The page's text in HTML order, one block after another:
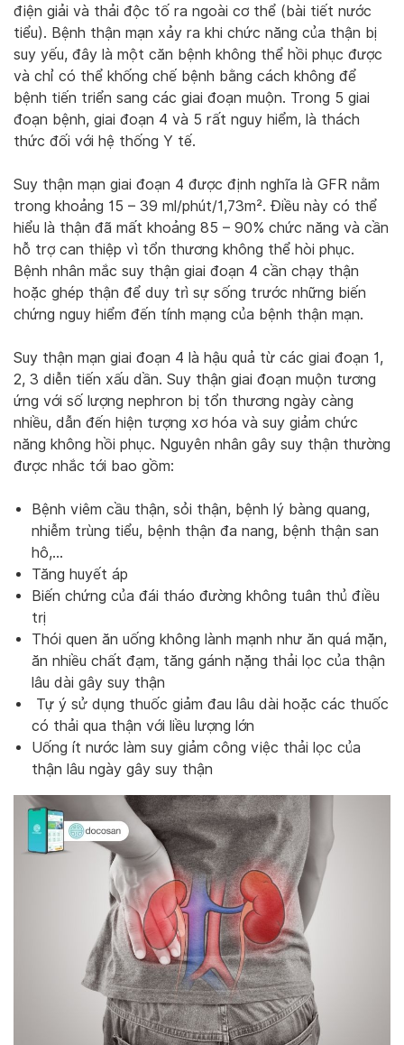
điện giải và thải độc tố ra ngoài cơ thể (bài tiết nước
tiểu). Bệnh thận mạn xảy ra khi chức năng của thận bị
suy yếu, đây là một căn bệnh không thể hồi phục được
và chỉ có thể khống chế bệnh bằng cách không để
bệnh tiến triển sang các giai đoạn muộn. Trong 5 giai
đoạn bệnh, giai đoạn 4 và 5 rất nguy hiểm, là thách
thức đối với hệ thống Y tế.
Suy thận mạn giai đoạn 4 được định nghĩa là GFR nằm
trong khoảng 15 – 39 ml/phút/1,73m². Điều này có thể
hiểu là thận đã mất khoảng 85 – 90% chức năng và cần
hỗ trợ can thiệp vì tổn thương không thể hòi phục.
Bệnh nhân mắc suy thận giai đoạn 4 cần chạy thận
hoặc ghép thận để duy trì sự sống trước những biến
chứng nguy hiểm đến tính mạng của bệnh thận mạn.
Suy thận mạn giai đoạn 4 là hậu quả từ các giai đoạn 1,
2, 3 diễn tiến xấu dần. Suy thận giai đoạn muộn tương
ứng với số lượng nephron bị tổn thương ngày càng
nhiều, dẫn đến hiện tượng xơ hóa và suy giảm chức
năng không hồi phục. Nguyên nhân gây suy thận thường
được nhắc tới bao gồm:
Bệnh viêm cầu thận, sỏi thận, bệnh lý bàng quang,
nhiễm trùng tiểu, bệnh thận đa nang, bệnh thận san
hô,…
Tăng huyết áp
Biến chứng của đái tháo đường không tuân thủ điều
trị
Thói quen ăn uống không lành mạnh như ăn quá mặn,
ăn nhiều chất đạm, tăng gánh nặng thải lọc của thận
lâu dài gây suy thận
Tự ý sử dụng thuốc giảm đau lâu dài hoặc các thuốc
có thải qua thận với liều lượng lớn
Uống ít nước làm suy giảm công việc thải lọc của
thận lâu ngày gây suy thận